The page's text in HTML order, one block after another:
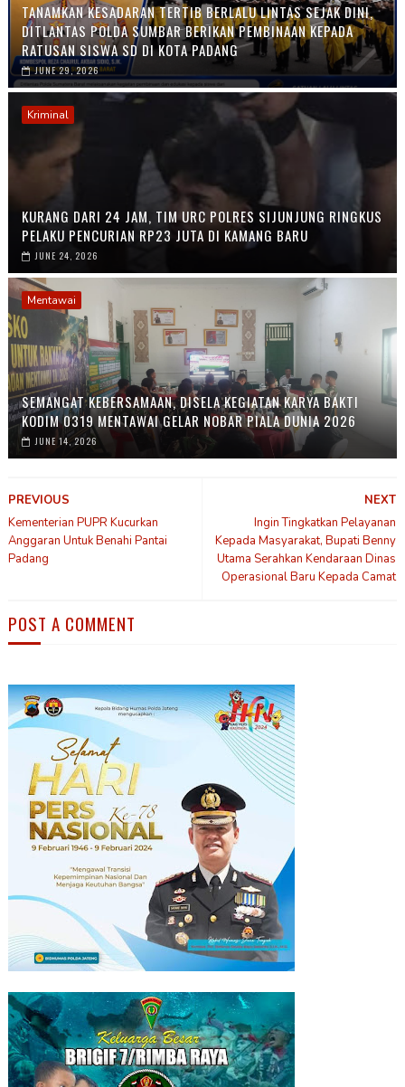
TANAMKAN KESADARAN TERTIB BERLALU LINTAS SEJAK DINI,
DITLANTAS POLDA SUMBAR BERIKAN PEMBINAAN KEPADA
RATUSAN SISWA SD DI KOTA PADANG
JUNE 29, 2026
Kriminal
KURANG DARI 24 JAM, TIM URC POLRES SIJUNJUNG RINGKUS
PELAKU PENCURIAN RP23 JUTA DI KAMANG BARU
JUNE 24, 2026
Mentawai
SEMANGAT KEBERSAMAAN, DISELA KEGIATAN KARYA BAKTI
KODIM 0319 MENTAWAI GELAR NOBAR PIALA DUNIA 2026
JUNE 14, 2026
NEXT
Ingin Tingkatkan Pelayanan
Kepada Masyarakat, Bupati Benny
Utama Serahkan Kendaraan Dinas
Operasional Baru Kepada Camat
PREVIOUS
Kementerian PUPR Kucurkan
Anggaran Untuk Benahi Pantai
Padang
POST A COMMENT